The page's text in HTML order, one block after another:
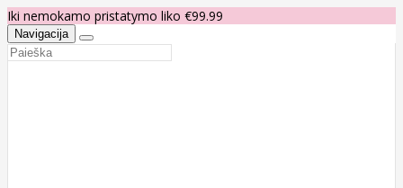
Iki nemokamo pristatymo liko €99.99
Navigacija